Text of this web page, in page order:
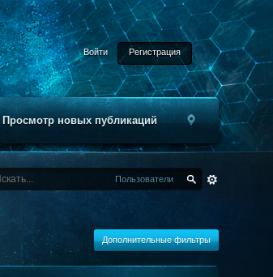
Войти Регистрация
Просмотр новых публикаций
Пользователи
Дополнительные фильтры